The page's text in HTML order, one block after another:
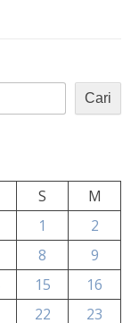
Cari
S
M
1
2
8
9
15
16
22
23